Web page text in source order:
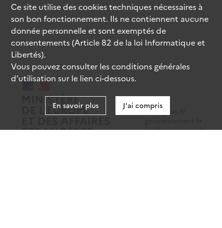
data.gouv.fr
legifrance.gouv.fr
Ce site utilise descookiestechniques nécessaires à
son bon fonctionnement. Ils ne contiennent aucune
donnée personnelle et sont exemptés de
consentements (Article 82 de la loi Informatique et
Libertés).
Vous pouvez consulter les conditions générales
d’utilisation sur le lien ci-dessous.
En savoir plus J'ai compris